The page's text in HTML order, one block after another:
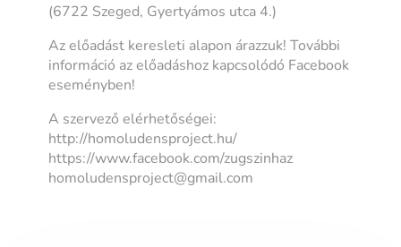
(6722 Szeged, Gyertyámos utca 4.)
Az előadást keresleti alapon árazzuk! További
információ az előadáshoz kapcsolódó Facebook
eseményben!
A szervező elérhetőségei:
http://homoludensproject.hu/
https://www.facebook.com/zugszinhaz
homoludensproject@gmail.com